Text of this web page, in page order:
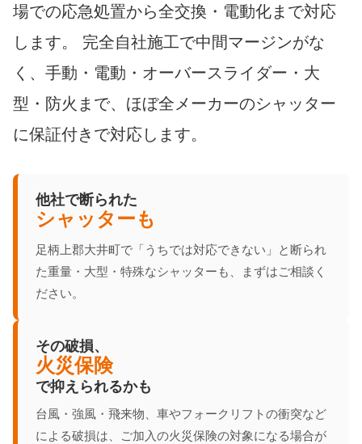
場での応急処置から全交換・電動化まで対応
します。 完全自社施工で中間マージンがな
く、手動・電動・オーバースライダー・大
型・防火まで、ほぼ全メーカーのシャッター
に保証付きで対応します。
他社で断られた
シャッターも
足柄上郡大井町で「うちでは対応できない」と断られ
た重量・大型・特殊なシャッターも、まずはご相談く
ださい。
その破損、
火災保険
で抑えられるかも
台風・強風・飛来物、車やフォークリフトの衝突など
による破損は、ご加入の火災保険の対象になる場合が